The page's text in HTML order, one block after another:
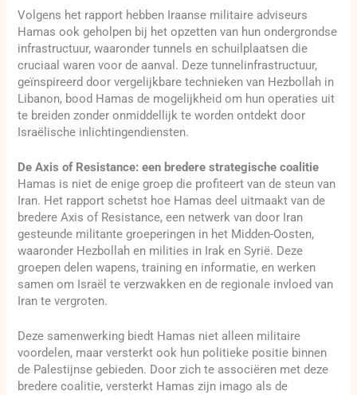
Volgens het rapport hebben Iraanse militaire adviseurs
Hamas ook geholpen bij het opzetten van hun ondergrondse
infrastructuur, waaronder tunnels en schuilplaatsen die
cruciaal waren voor de aanval. Deze tunnelinfrastructuur,
geïnspireerd door vergelijkbare technieken van Hezbollah in
Libanon, bood Hamas de mogelijkheid om hun operaties uit
te breiden zonder onmiddellijk te worden ontdekt door
Israëlische inlichtingendiensten.
De Axis of Resistance: een bredere strategische coalitie
Hamas is niet de enige groep die profiteert van de steun van
Iran. Het rapport schetst hoe Hamas deel uitmaakt van de
bredere Axis of Resistance, een netwerk van door Iran
gesteunde militante groeperingen in het Midden-Oosten,
waaronder Hezbollah en milities in Irak en Syrië. Deze
groepen delen wapens, training en informatie, en werken
samen om Israël te verzwakken en de regionale invloed van
Iran te vergroten.
Deze samenwerking biedt Hamas niet alleen militaire
voordelen, maar versterkt ook hun politieke positie binnen
de Palestijnse gebieden. Door zich te associëren met deze
bredere coalitie, versterkt Hamas zijn imago als de